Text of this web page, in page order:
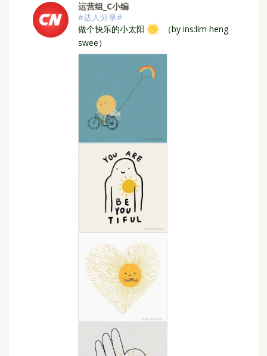
运营组_C小编
#达人分享#
⁣做个快乐的小太阳
（by ins:lim heng
swee）